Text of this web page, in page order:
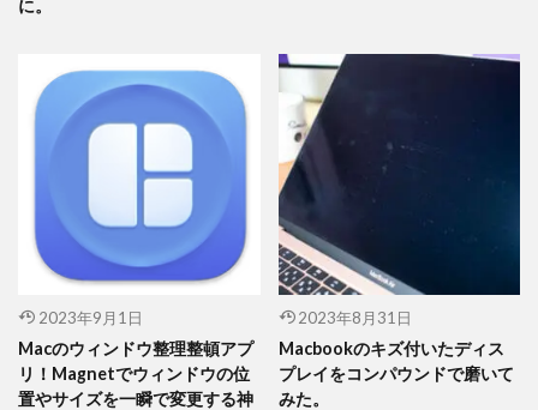
に。
2023年9月1日
Macのウィンドウ整理整頓アプ
リ！Magnetでウィンドウの位
置やサイズを一瞬で変更する神
2023年8月31日
Macbookのキズ付いたディス
プレイをコンパウンドで磨いて
みた。